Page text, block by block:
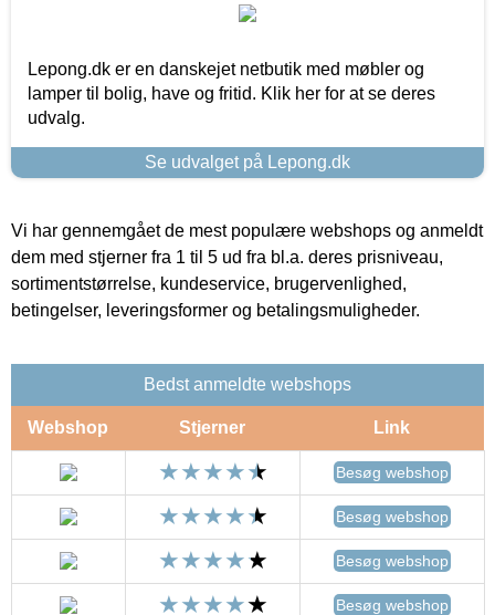
Lepong.dk er en danskejet netbutik med møbler og
lamper til bolig, have og fritid. Klik her for at se deres
udvalg.
Se udvalget på Lepong.dk
Vi har gennemgået de mest populære webshops og anmeldt
dem med stjerner fra 1 til 5 ud fra bl.a. deres prisniveau,
sortimentstørrelse, kundeservice, brugervenlighed,
betingelser, leveringsformer og betalingsmuligheder.
Bedst anmeldte webshops
Webshop Stjerner Link
Besøg webshop
Besøg webshop
Besøg webshop
Besøg webshop